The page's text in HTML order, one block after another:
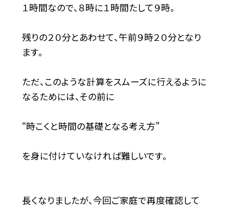
１時間なので、８時に１時間たして９時。
残りの２０分とあわせて、午前９時２０分となり
ます。
ただ、このような計算をスムーズに行えるように
なるためには、その前に
“時こくと時間の基礎となる考え方”
を身に付けていなければ難しいです。
長くなりましたが、今回ご家庭で再度確認して